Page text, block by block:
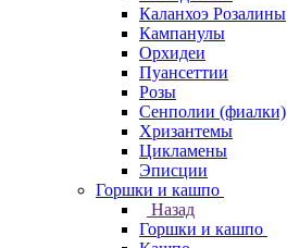
Каланхоэ Розалины
Кампанулы
Орхидеи
Пуансеттии
Розы
Сенполии (фиалки)
Хризантемы
Цикламены
Эписции
Горшки и кашпо
Назад
Горшки и кашпо